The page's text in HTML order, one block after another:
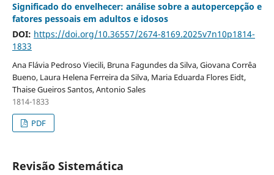
Significado do envelhecer: análise sobre a autopercepção e
fatores pessoais em adultos e idosos
DOI: https://doi.org/10.36557/2674-8169.2025v7n10p1814-
1833
Ana Flávia Pedroso Viecili, Bruna Fagundes da Silva, Giovana Corrêa
Bueno, Laura Helena Ferreira da Silva, Maria Eduarda Flores Eidt,
Thaise Gueiros Santos, Antonio Sales
1814-1833
PDF
Revisão Sistemática